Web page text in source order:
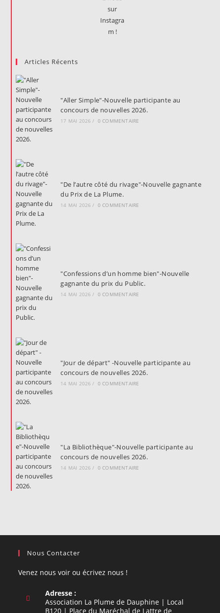
Articles Récents
"Aller Simple"-Nouvelle participante au
concours de nouvelles 2026.
17 MAI 2026 / 0 COMMENTAIRE
"De l’autre côté du rivage"-Nouvelle gagnante
du Prix de La Plume.
14 MAI 2026 / 0 COMMENTAIRE
"Confessions d’un homme bien"-Nouvelle
gagnante du prix du Public.
14 MAI 2026 / 0 COMMENTAIRE
"Jour de départ" -Nouvelle participante au
concours de nouvelles 2026.
14 MAI 2026 / 0 COMMENTAIRE
"La Bibliothèque"-Nouvelle participante au
concours de nouvelles 2026.
14 MAI 2026 / 0 COMMENTAIRE
Nous Contacter
Venez nous voir ou écrivez nous !
Adresse :
Association La Plume de Dauphine | Local
B120 | Place du Maréchal de Lattre de